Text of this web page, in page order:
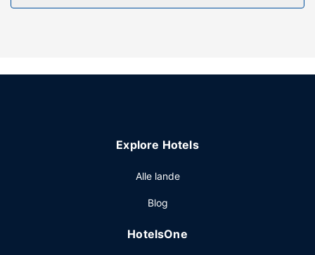
internetadgang, gavebutik/aviskiosk og pejs i lobbyen.
lobbyen, renseri/vaskeservice og en døgnåben reception.
Explore Hotels
Alle lande
Blog
HotelsOne